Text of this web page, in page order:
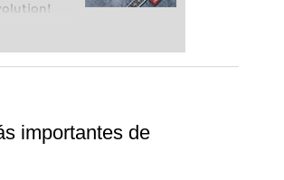
chess,
importantes de